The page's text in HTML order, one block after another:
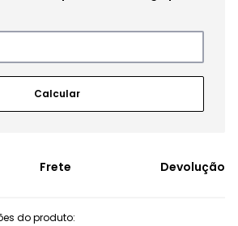
Frete Devolução
do produto: